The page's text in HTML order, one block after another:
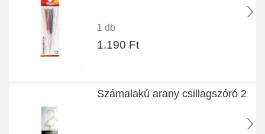
1 db
1.190 Ft
Számalakú arany csillagszóró 2